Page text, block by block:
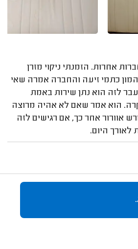
אחרות. הזמנתי ניקוי מזרן
כתמי זיעה והחברה אמרה שאי
לזה הוא נתן שירות באמת
הוא אמר שאם לא אהיה מרוצה
אוורור אחר כך, אם רגישים לזה
היום.